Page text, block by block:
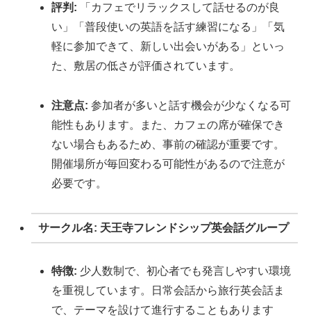
評判: 「カフェでリラックスして話せるのが良
い」「普段使いの英語を話す練習になる」「気
軽に参加できて、新しい出会いがある」といっ
た、敷居の低さが評価されています。
注意点: 参加者が多いと話す機会が少なくなる可
能性もあります。また、カフェの席が確保でき
ない場合もあるため、事前の確認が重要です。
開催場所が毎回変わる可能性があるので注意が
必要です。
サークル名: 天王寺フレンドシップ英会話グループ
特徴: 少人数制で、初心者でも発言しやすい環境
を重視しています。日常会話から旅行英会話ま
で、テーマを設けて進行することもあります